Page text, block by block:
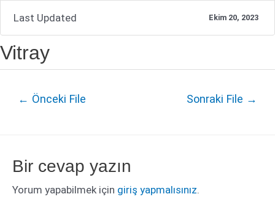
Last Updated Ekim 20, 2023
Vitray
← Önceki File Sonraki File →
Bir cevap yazın
Yorum yapabilmek için giriş yapmalısınız.